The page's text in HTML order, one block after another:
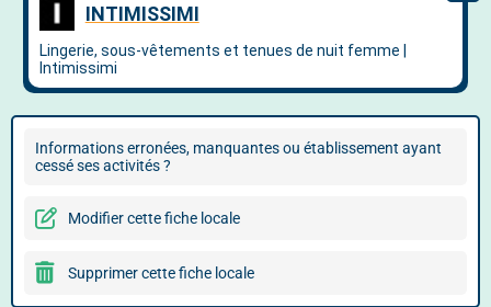
Informations erronées, manquantes ou établissement ayant
cessé ses activités ?
Modifier cette fiche locale
Supprimer cette fiche locale